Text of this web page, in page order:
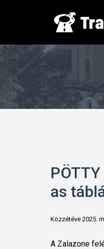
as
Közzétéve 2025.
A Zalazone